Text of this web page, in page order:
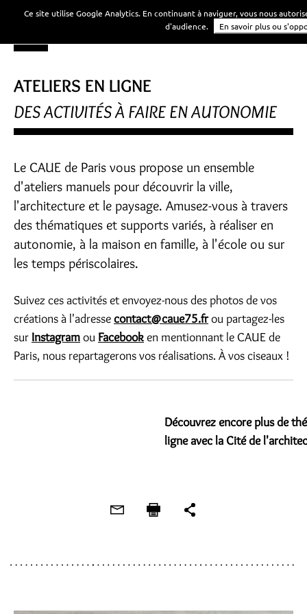
ATELIERS EN LIGNE
DES ACTIVITÉS À FAIRE EN AUTONOMIE
Le CAUE de Paris vous propose un ensemble
d'ateliers manuels pour découvrir la ville,
l'architecture et le paysage. Amusez-vous à travers
des thématiques et supports variés, à réaliser en
autonomie, à la maison en famille, à l'école ou sur
les temps périscolaires.
Suivez ces activités et envoyez-nous des photos de vos
créations à l'adressecontact@caue75.frou partagez-les
sur Instagramou Facebooken mentionnant le CAUE de
Paris, nous repartagerons vos réalisations. À vos ciseaux !
Découvrez encore plus de
ligne avec la Cité de
Ce site utilise Google Analytics. En continuant à naviguer, vous nous
d'audience.
En savoir plus ou